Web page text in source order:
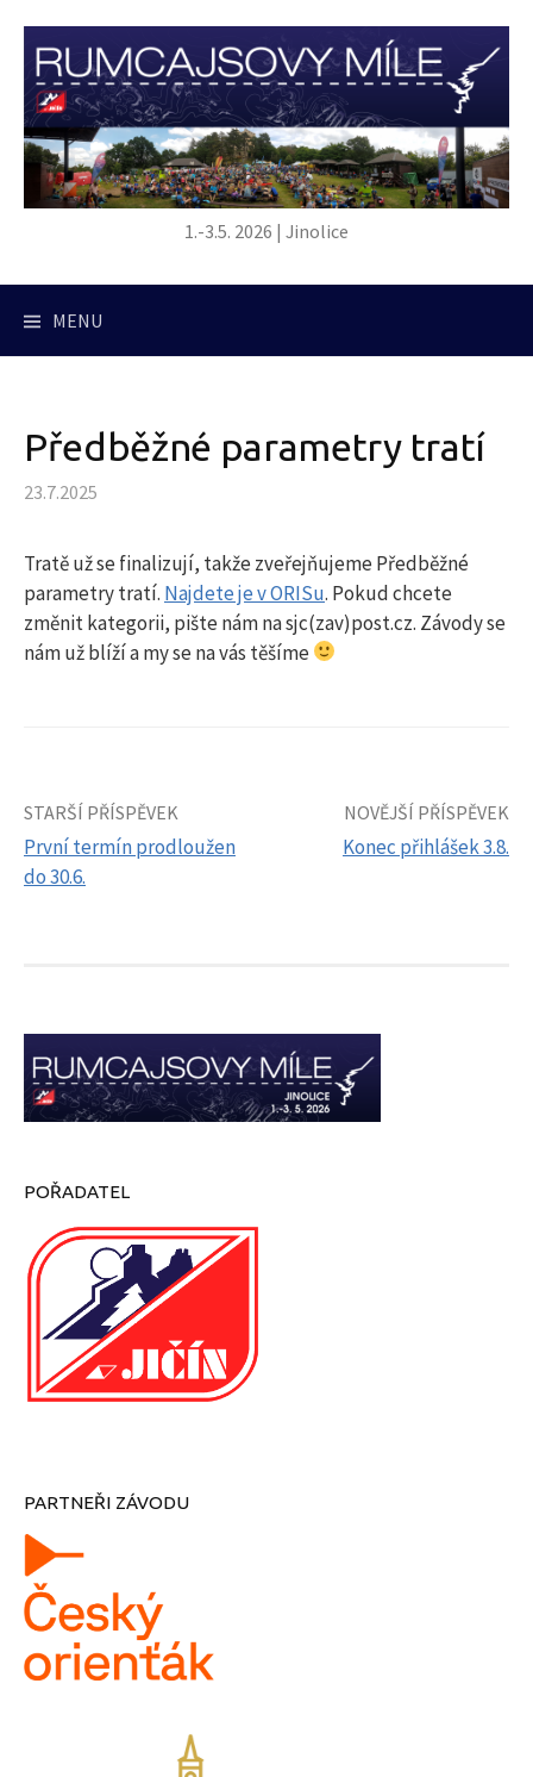
obsahu
webu
1.-3.5. 2026 | Jinolice
MENU
Předběžné parametry tratí
23.7.2025
Tratě už se finalizují, takže zveřejňujeme Předběžné
parametry tratí. Najdete je v ORISu. Pokud chcete
změnit kategorii, pište nám na sjc(zav)post.cz. Závody se
nám už blíží a my se na vás těšíme
Navigace
pro
STARŠÍ PŘÍSPĚVEK
První termín prodloužen
do 30.6.
NOVĚJŠÍ PŘÍSPĚVEK
Konec přihlášek 3.8.
POŘADATEL
PARTNEŘI ZÁVODU